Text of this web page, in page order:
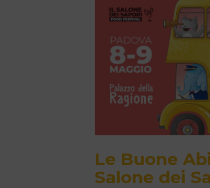
Le Buone
Salone dei